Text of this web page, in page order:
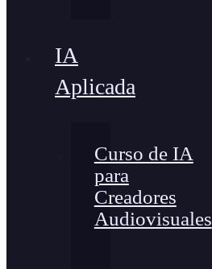
IA
Aplicada
Curso de IA
para
Creadores
Audiovisuales